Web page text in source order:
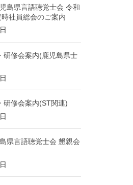
島県言語聴覚士会 令和
社員総会のご案内
研修会案内(鹿児島県士
研修会案内(ST関連)
県言語聴覚士会 懇親会